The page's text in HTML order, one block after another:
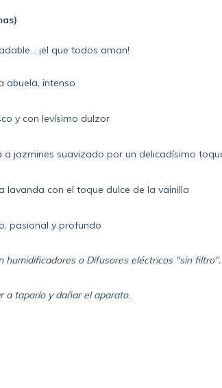
¡el que todos aman!
abuela, intenso
y con levísimo dulzor
a jazmines suavizado por un delicadísimo
lavanda con el toque dulce de la vainilla
pasional y profundo
humidificadores o Difusores eléctricos "sin filtro".
a taparlo y dañar el aparato.